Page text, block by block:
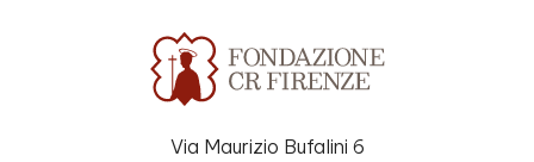
Via Maurizio Bufalini 6